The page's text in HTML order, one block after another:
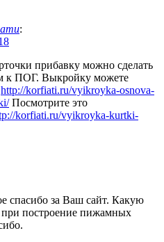
:
прибавку можно сделать
к ПОГ. Выкройку можете
http://korfiati.ru/vyikroyka-osnova-
Посмотрите это
korfiati.ru/vyikroyka-kurtki-
спасибо за Ваш сайт. Какую
построение пижамных